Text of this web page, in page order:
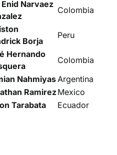
Enid Narvaez
Colombia
Borja
Peru
Hernando
Colombia
NahmiyasArgentina
RamirezMexico
Tarabata
Ecuador